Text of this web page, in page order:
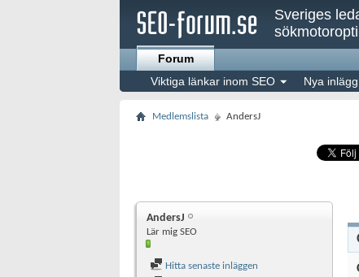
Sveriges
Forum
Viktiga länkar inom SEO
Nya inlägg
Medlemslista AndersJ
AndersJ
Lär mig SEO
Hitta senaste inläggen